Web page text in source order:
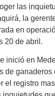
las
la
en
20 de abril.
inició en
de ganaderos
el registro